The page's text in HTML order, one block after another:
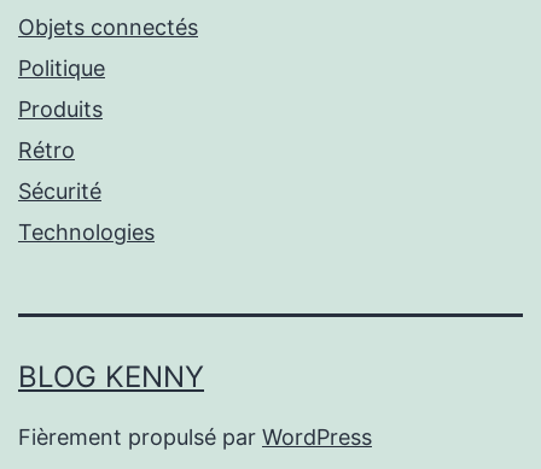
Objets connectés
Politique
Produits
Rétro
Sécurité
Technologies
BLOG KENNY
Fièrement propulsé par WordPress